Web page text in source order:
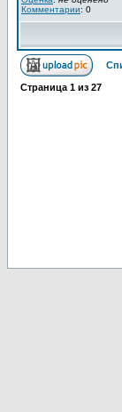
Комментарии: 0
Страница 1 из 27